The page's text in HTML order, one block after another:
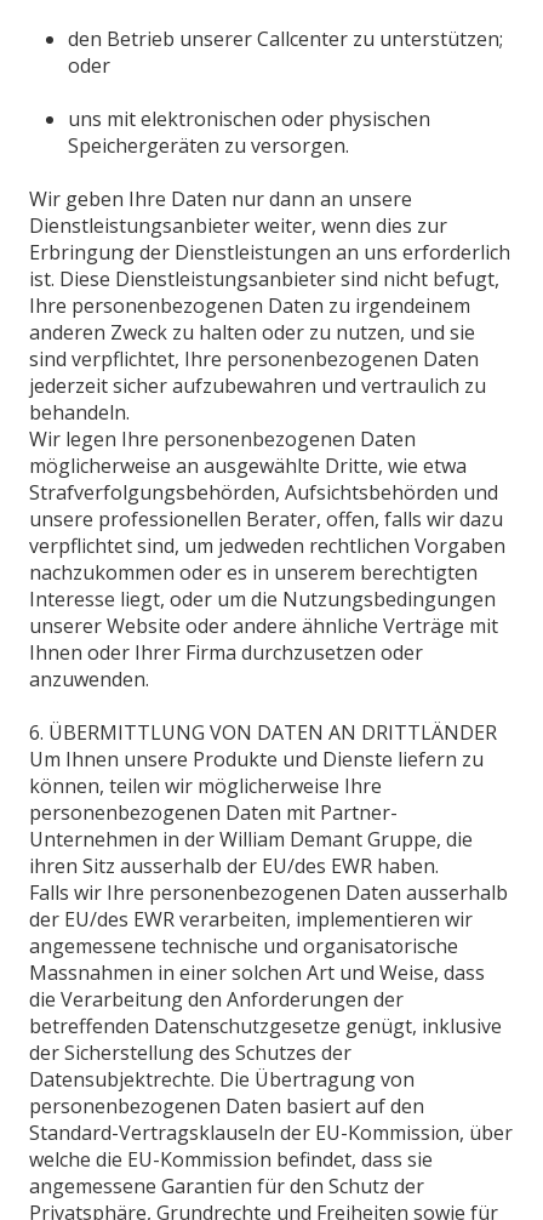
den Betrieb unserer Callcenter zu unterstützen;
oder
uns mit elektronischen oder physischen
Speichergeräten zu versorgen.
Wir geben Ihre Daten nur dann an unsere
Dienstleistungsanbieter weiter, wenn dies zur
Erbringung der Dienstleistungen an uns erforderlich
ist. Diese Dienstleistungsanbieter sind nicht befugt,
Ihre personenbezogenen Daten zu irgendeinem
anderen Zweck zu halten oder zu nutzen, und sie
sind verpflichtet, Ihre personenbezogenen Daten
jederzeit sicher aufzubewahren und vertraulich zu
behandeln.
Wir legen Ihre personenbezogenen Daten
möglicherweise an ausgewählte Dritte, wie etwa
Strafverfolgungsbehörden, Aufsichtsbehörden und
unsere professionellen Berater, offen, falls wir dazu
verpflichtet sind, um jedweden rechtlichen Vorgaben
nachzukommen oder es in unserem berechtigten
Interesse liegt, oder um die Nutzungsbedingungen
unserer Website oder andere ähnliche Verträge mit
Ihnen oder Ihrer Firma durchzusetzen oder
anzuwenden.
6. ÜBERMITTLUNG VON DATEN AN DRITTLÄNDER
Um Ihnen unsere Produkte und Dienste liefern zu
können, teilen wir möglicherweise Ihre
personenbezogenen Daten mit Partner-
Unternehmen in der William Demant Gruppe, die
ihren Sitz ausserhalb der EU/des EWR haben.
Falls wir Ihre personenbezogenen Daten ausserhalb
der EU/des EWR verarbeiten, implementieren wir
angemessene technische und organisatorische
Massnahmen in einer solchen Art und Weise, dass
die Verarbeitung den Anforderungen der
betreffenden Datenschutzgesetze genügt, inklusive
der Sicherstellung des Schutzes der
Datensubjektrechte. Die Übertragung von
personenbezogenen Daten basiert auf den
Standard-Vertragsklauseln der EU-Kommission, über
welche die EU-Kommission befindet, dass sie
angemessene Garantien für den Schutz der
Privatsphäre, Grundrechte und Freiheiten sowie für